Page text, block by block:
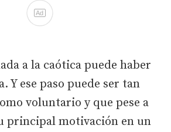
Ad
a la caótica puede haber
Y ese paso puede ser tan
voluntario y que pese a
principal motivación en un